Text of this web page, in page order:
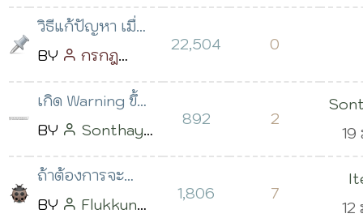
วิริยะ
โพสต์เมื่อ
05 พ.ค. 2559
เวลา 16:16 น.
วิธีแก้ปัญหา เมื่อ
แอพพลิเคชั่น
ต่างๆ ไม่ทำงาน
BY
กรกฎ
วิริยะ
โพสต์เมื่อ
23 ธ.ค. 2560
22,504 0
เกิด Warning ขึ้น
มาเฉยๆ โดยที่ยัง
ไม่ได้ทำอะไร
BY
Sonthaya
Kangreng
892 2
19
ถ้าต้องการจะ
เปลี่ยนตัวหนังสือ
BY
Flukkung
1,806 7
12